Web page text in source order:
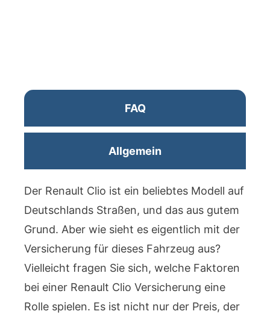
FAQ
Allgemein
Der Renault Clio ist ein beliebtes Modell auf
Deutschlands Straßen, und das aus gutem
Grund. Aber wie sieht es eigentlich mit der
Versicherung für dieses Fahrzeug aus?
Vielleicht fragen Sie sich, welche Faktoren
bei einer Renault Clio Versicherung eine
Rolle spielen. Es ist nicht nur der Preis, der